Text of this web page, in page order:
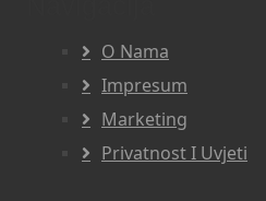
O Nama
Impresum
Marketing
Privatnost I Uvjeti